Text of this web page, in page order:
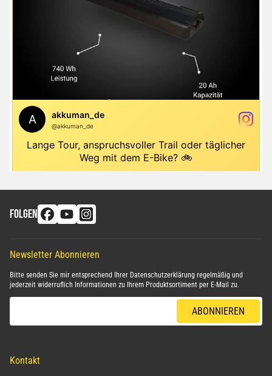
FOLGEN
Newsletter Abonnieren
Bitte senden Sie mir entsprechend Ihrer Datenschutzerklärung regelmäßig und
jederzeit widerruflich Informationen zu Ihrem Produktsortiment per E-Mail zu.
ABONNIEREN
Kontakt